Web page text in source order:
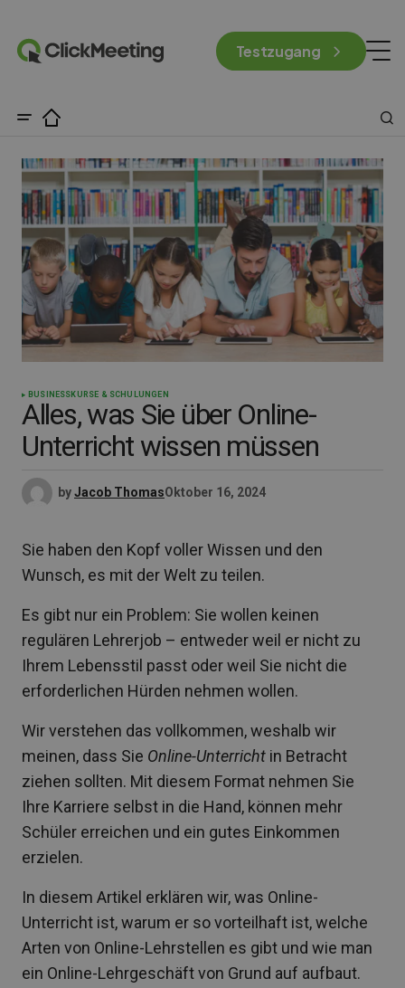
Testzugang
BUSINESS KURSE & SCHULUNGEN
Alles, was Sie über Online-
Unterricht wissen müssen
byJacob ThomasOktober 16, 2024
Sie haben den Kopf voller Wissen und den
Wunsch, es mit der Welt zu teilen.
Es gibt nur ein Problem: Sie wollen keinen
regulären Lehrerjob – entweder weil er nicht zu
Ihrem Lebensstil passt oder weil Sie nicht die
erforderlichen Hürden nehmen wollen.
Wir verstehen das vollkommen, weshalb wir
meinen, dass Sie Online-Unterricht in Betracht
ziehen sollten. Mit diesem Format nehmen Sie
Ihre Karriere selbst in die Hand, können mehr
Schüler erreichen und ein gutes Einkommen
erzielen.
In diesem Artikel erklären wir, was Online-
Unterricht ist, warum er so vorteilhaft ist, welche
Arten von Online-Lehrstellen es gibt und wie man
ein Online-Lehrgeschäft von Grund auf aufbaut.